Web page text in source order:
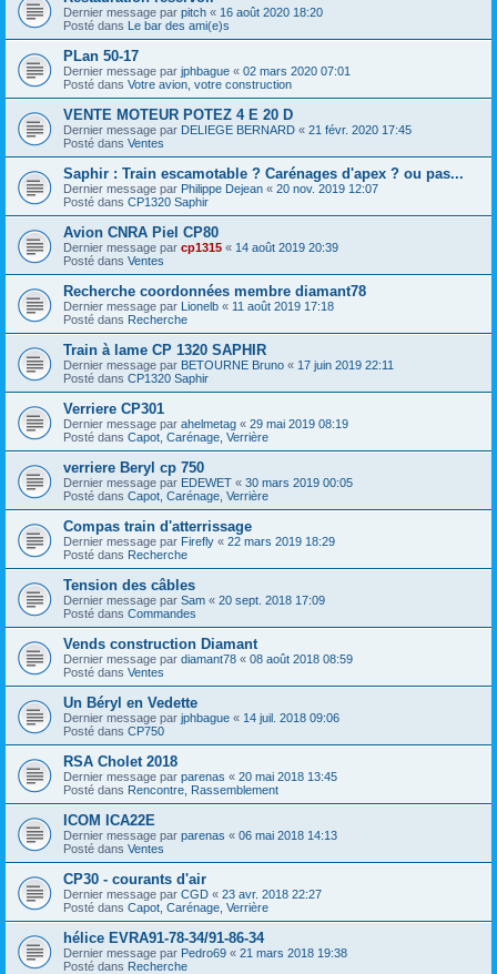
Dernier message par pitch « 16 août 2020 18:20
Posté dans Le bar des ami(e)s
PLan 50-17
Dernier message par jphbague « 02 mars 2020 07:01
Posté dans Votre avion, votre construction
VENTE MOTEUR POTEZ 4 E 20 D
Dernier message par DELIEGE BERNARD « 21 févr. 2020 17:45
Posté dans Ventes
Saphir : Train escamotable ? Carénages d'apex ? ou pas...
Dernier message par Philippe Dejean « 20 nov. 2019 12:07
Posté dans CP1320 Saphir
Avion CNRA Piel CP80
Dernier message par cp1315 « 14 août 2019 20:39
Posté dans Ventes
Recherche coordonnées membre diamant78
Dernier message par Lionelb « 11 août 2019 17:18
Posté dans Recherche
Train à lame CP 1320 SAPHIR
Dernier message par BETOURNE Bruno « 17 juin 2019 22:11
Posté dans CP1320 Saphir
Verriere CP301
Dernier message par ahelmetag « 29 mai 2019 08:19
Posté dans Capot, Carénage, Verrière
verriere Beryl cp 750
Dernier message par EDEWET « 30 mars 2019 00:05
Posté dans Capot, Carénage, Verrière
Compas train d'atterrissage
Dernier message par Firefly « 22 mars 2019 18:29
Posté dans Recherche
Tension des câbles
Dernier message par Sam « 20 sept. 2018 17:09
Posté dans Commandes
Vends construction Diamant
Dernier message par diamant78 « 08 août 2018 08:59
Posté dans Ventes
Un Béryl en Vedette
Dernier message par jphbague « 14 juil. 2018 09:06
Posté dans CP750
RSA Cholet 2018
Dernier message par parenas « 20 mai 2018 13:45
Posté dans Rencontre, Rassemblement
ICOM ICA22E
Dernier message par parenas « 06 mai 2018 14:13
Posté dans Ventes
CP30 - courants d'air
Dernier message par CGD « 23 avr. 2018 22:27
Posté dans Capot, Carénage, Verrière
hélice EVRA91-78-34/91-86-34
Dernier message par Pedro69 « 21 mars 2018 19:38
Posté dans Recherche